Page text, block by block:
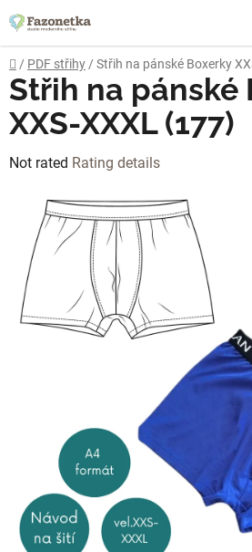
to
content
Home
/ PDF střihy / Střih na pánské Boxerky
Střih na pánské
XXS-XXXL (177)
The
product
rating
0,0
out
Not rated Rating details